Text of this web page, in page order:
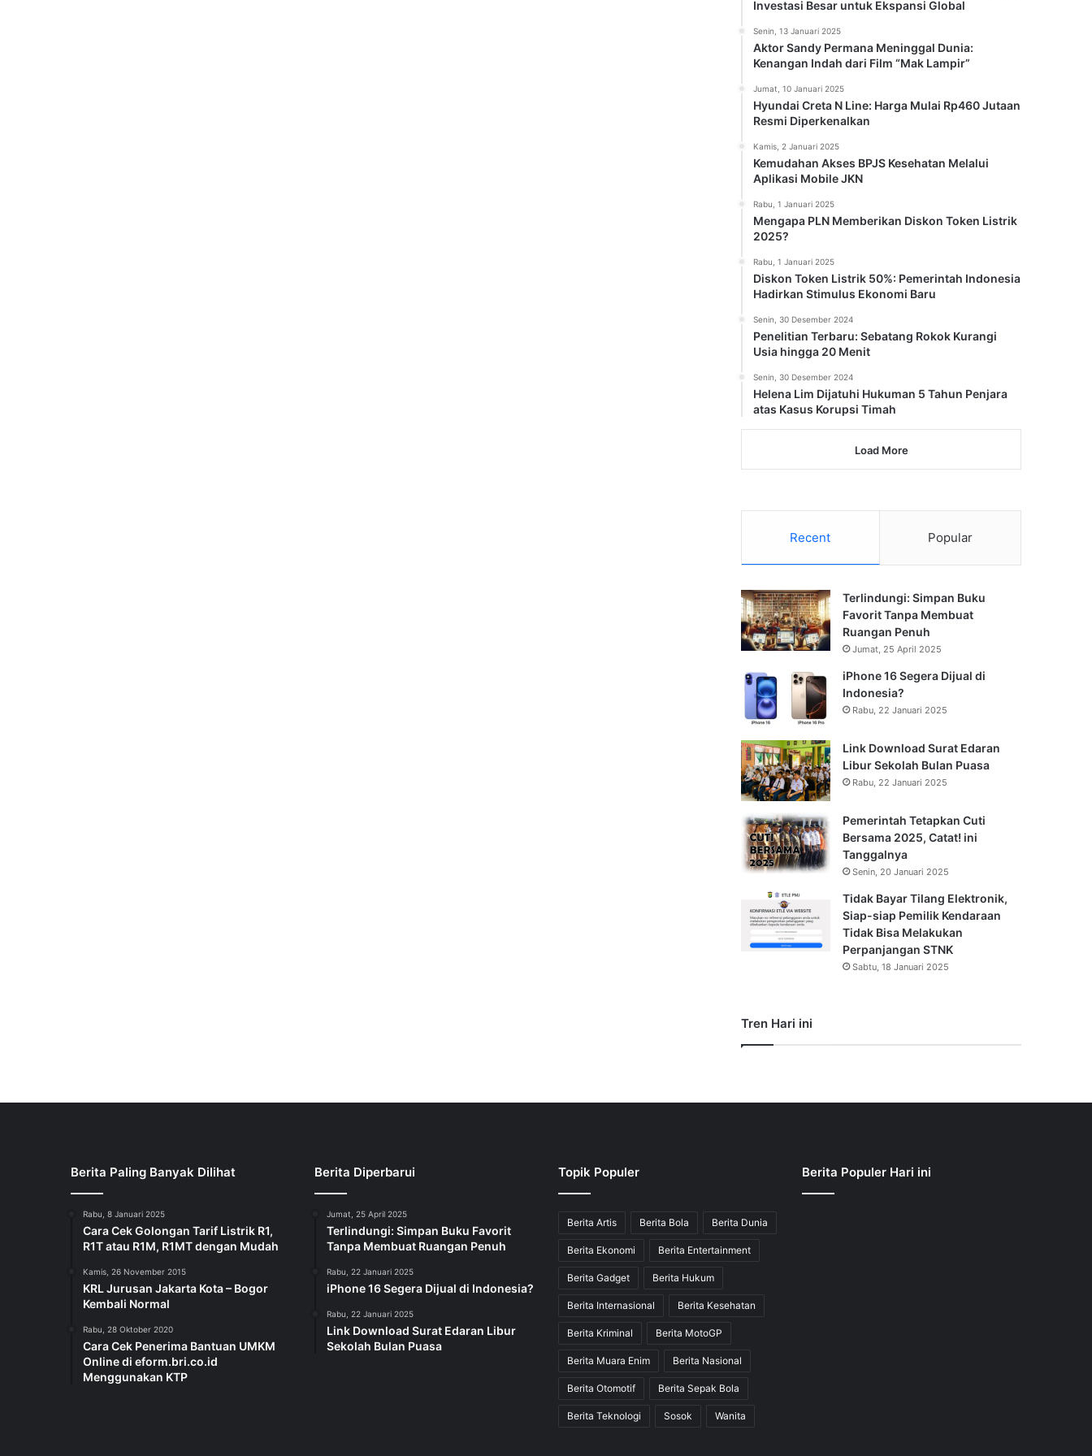
Investasi Besar untuk Ekspansi Global
Senin, 13 Januari 2025
Aktor Sandy Permana Meninggal Dunia:
Kenangan Indah dari Film “Mak Lampir”
Jumat, 10 Januari 2025
Hyundai Creta N Line: Harga Mulai Rp460 Jutaan
Resmi Diperkenalkan
Kamis, 2 Januari 2025
Kemudahan Akses BPJS Kesehatan Melalui
Aplikasi Mobile JKN
Rabu, 1 Januari 2025
Mengapa PLN Memberikan Diskon Token Listrik
2025?
Rabu, 1 Januari 2025
Diskon Token Listrik 50%: Pemerintah Indonesia
Hadirkan Stimulus Ekonomi Baru
Senin, 30 Desember 2024
Penelitian Terbaru: Sebatang Rokok Kurangi
Usia hingga 20 Menit
Senin, 30 Desember 2024
Helena Lim Dijatuhi Hukuman 5 Tahun Penjara
atas Kasus Korupsi Timah
Load More
Recent Popular
Terlindungi: Simpan Buku
Favorit Tanpa Membuat
Ruangan Penuh
Jumat, 25 April 2025
iPhone 16 Segera Dijual di
Indonesia?
Rabu, 22 Januari 2025
Link Download Surat Edaran
Libur Sekolah Bulan Puasa
Rabu, 22 Januari 2025
Pemerintah Tetapkan Cuti
Bersama 2025, Catat! ini
Tanggalnya
Senin, 20 Januari 2025
Tidak Bayar Tilang Elektronik,
Siap-siap Pemilik Kendaraan
Tidak Bisa Melakukan
Perpanjangan STNK
Sabtu, 18 Januari 2025
Tren Hari ini
Berita Paling Banyak Dilihat
Rabu, 8 Januari 2025
Cara Cek Golongan Tarif Listrik R1,
R1T atau R1M, R1MT dengan Mudah
Kamis, 26 November 2015
KRL Jurusan Jakarta Kota – Bogor
Kembali Normal
Rabu, 28 Oktober 2020
Cara Cek Penerima Bantuan UMKM
Online di eform.bri.co.id
Menggunakan KTP
Berita Diperbarui
Jumat, 25 April 2025
Terlindungi: Simpan Buku Favorit
Tanpa Membuat Ruangan Penuh
Rabu, 22 Januari 2025
iPhone 16 Segera Dijual di Indonesia?
Rabu, 22 Januari 2025
Link Download Surat Edaran Libur
Sekolah Bulan Puasa
Topik Populer
Berita Artis Berita Bola Berita Dunia
Berita Ekonomi Berita Entertainment
Berita Gadget Berita Hukum
Berita Internasional Berita Kesehatan
Berita Kriminal Berita MotoGP
Berita Muara Enim Berita Nasional
Berita Otomotif Berita Sepak Bola
Berita Teknologi Sosok Wanita
Berita Populer Hari ini